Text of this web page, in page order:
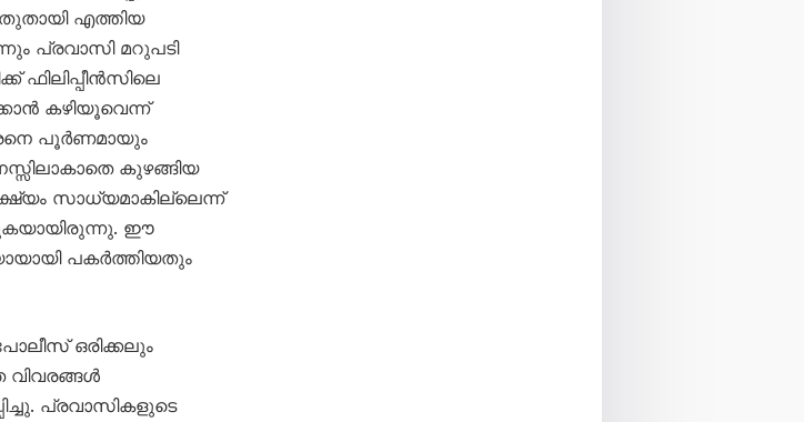
എത്തിയ
പ്രവാസി മറുപടി
ഫിലിപ്പീൻസിലെ
കഴിയൂവെന്ന്
പൂർണമായും
കുഴങ്ങിയ
സാധ്യമാകില്ലെന്ന്
ഈ
പകർത്തിയതും
ഒരിക്കലും
പ്രവാസികളുടെ